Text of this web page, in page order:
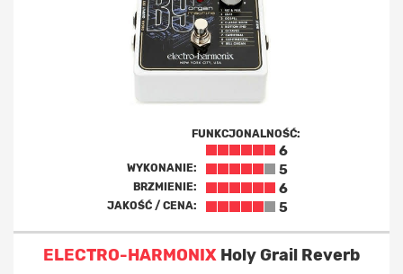
FUNKCJONALNOŚĆ:
6
WYKONANIE: 5
BRZMIENIE: 6
JAKOŚĆ / CENA: 5
ELECTRO-HARMONIX Holy Grail Reverb